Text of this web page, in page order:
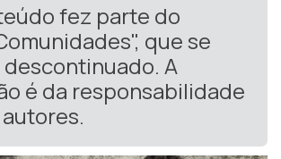
fez parte do
que se
A
é da responsabilidade